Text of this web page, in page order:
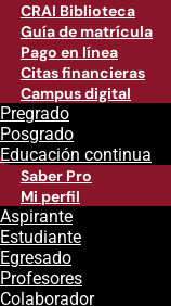
CRAI Biblioteca
Guía de matrícula
Pago en línea
Citas financieras
Campus digital
Pregrado
Posgrado
Educación continua
Saber Pro
Mi perfil
Aspirante
Estudiante
Egresado
Profesores
Colaborador